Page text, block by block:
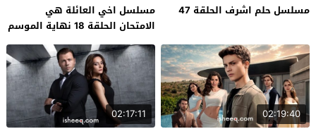
مسلسل حلم اشرف الحلقة 47
مسلسل اخي العائلة هي
الامتحان الحلقة 18 نهاية الموسم
02:19:40
02:17:11